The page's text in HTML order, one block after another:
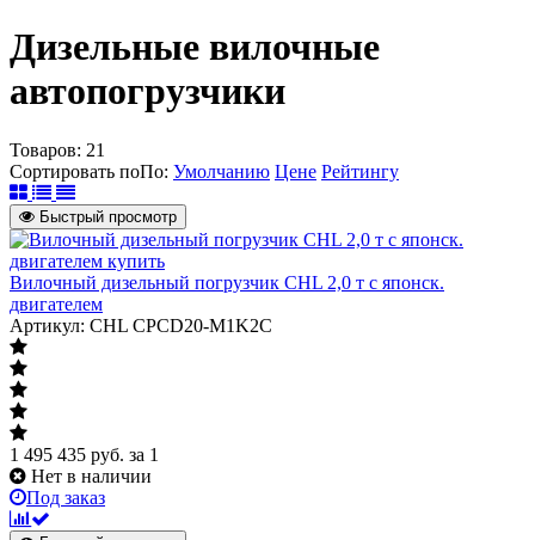
Дизельные вилочные
автопогрузчики
Товаров: 21
Сортировать поПо: Умолчанию Цене Рейтингу
Быстрый просмотр
Вилочный дизельный погрузчик CHL 2,0 т с японск.
двигателем
Артикул: CHL CPCD20-M1K2C
1 495 435 руб. за 1
Нет в наличии
Под заказ